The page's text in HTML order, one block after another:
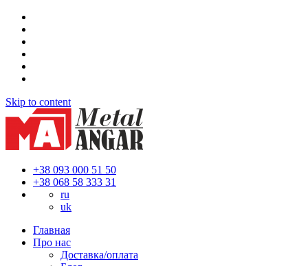
Skip to content
+38 093 000 51 50
+38 068 58 333 31
ru
uk
Главная
Про нас
Доставка/оплата